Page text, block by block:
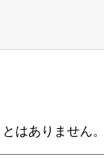
はありません。